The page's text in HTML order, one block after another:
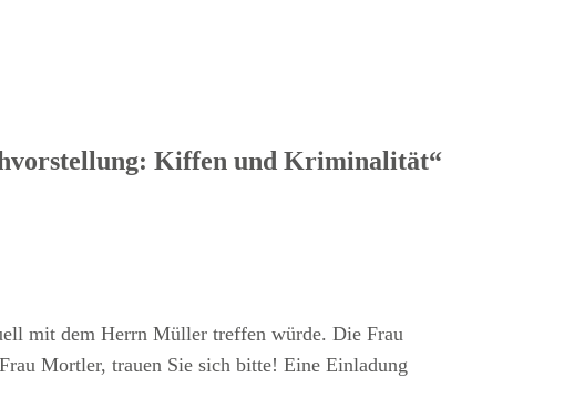
Kiffen und Kriminalität“
mit dem Herrn Müller treffen würde. Die Frau
Mortler, trauen Sie sich bitte! Eine Einladung